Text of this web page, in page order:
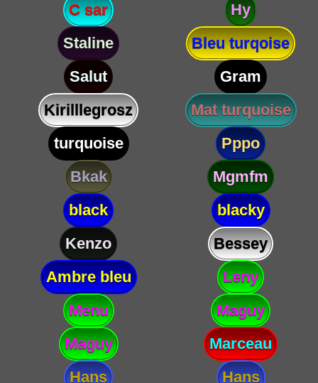
C sar
Hy
Staline
Bleu turqoise
Salut
Gram
Kirilllegrosz
Mat turquoise
turquoise
Pppo
Bkak
Mgmfm
black
blacky
Kenzo
Bessey
Ambre bleu
Leny
Menu
Maguy
Maguy
Marceau
Hans
Hans